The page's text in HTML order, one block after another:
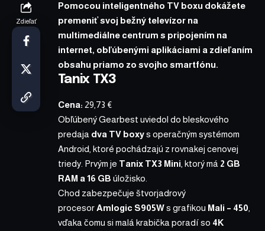
Zdieľať
Pomocou inteligentného TV boxu dokážete
premeniť svoj bežný televízor na
multimediálne centrum s pripojením na
internet, obľúbenými aplikáciami a zdieľaním
obsahu priamo zo svojho smartfónu.
Tanix TX3
Cena: 29,73 €
Obľúbený Gearbest uviedol do bleskového
predaja dva TV boxys operačným systémom
Android, ktoré pochádzajú z rovnakej cenovej
triedy. Prvým je Tanix TX3 Mini , ktorý má 2 GB
RAM a 16 GB úložisko.
Chod zabezpečuje štvorjadrový
procesor Amlogic S905Ws grafikou Mali – 450
vďaka čomu si malá krabička poradí so 4K